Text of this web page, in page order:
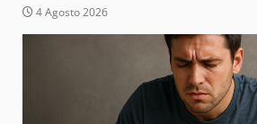
4 Agosto 2026